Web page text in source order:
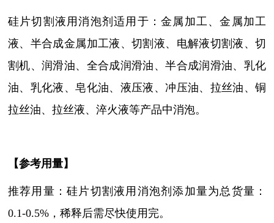
硅片切割液用消泡剂适用于：金属加工、金属加工
液、半合成金属加工液 、 切割液、电解液切割液、切
割机、润滑油、全合成润滑油、半合成润滑油、乳化
油、乳化液、皂化油、液压液、冲压油、拉丝油、铜
拉丝油、拉丝液、淬火液等产品中消泡。
【参考用量】
推荐用量：硅片切割液用消泡剂添加量为总货量：
0.1-0.5%，稀释后需尽快使用完。